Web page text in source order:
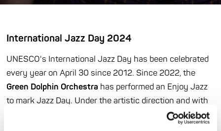
International Jazz Day 2024
UNESCO's International Jazz Day has been celebrated
every year on April 30 since 2012. Since 2022, the
Green Dolphin Orchestra has performed an Enjoy Jazz
to mark Jazz Day. Under the artistic direction and with
Erwin